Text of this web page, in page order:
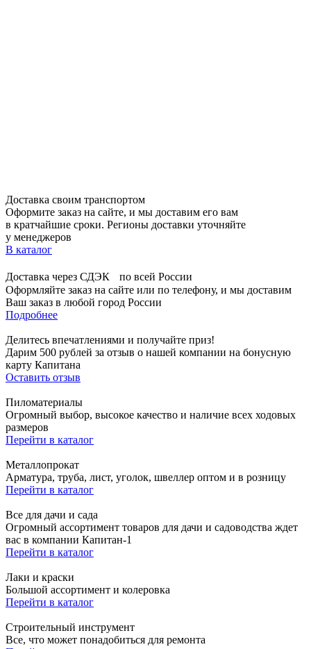
Доставка своим транспортом
Оформите заказ на сайте, и мы доставим его вам
в кратчайшие сроки. Регионы доставки уточняйте
у менеджеров
В каталог
Доставка через СДЭК по всей России
Оформляйте заказ на сайте или по телефону, и мы доставим
Ваш заказ в любой город России
Подробнее
Делитесь впечатлениями и получайте приз!
Дарим 500 рублей за отзыв о нашей компании на бонусную
карту Капитана
Оставить отзыв
Пиломатериалы
Огромный выбор, высокое качество и наличие всех ходовых
размеров
Перейти в каталог
Металлопрокат
Арматура, труба, лист, уголок, швеллер оптом и в розницу
Перейти в каталог
Все для дачи и сада
Огромный ассортимент товаров для дачи и садоводства ждет
вас в компании Капитан-1
Перейти в каталог
Лаки и краски
Большой ассортимент и колеровка
Перейти в каталог
Строительный инструмент
Все, что может понадобиться для ремонта